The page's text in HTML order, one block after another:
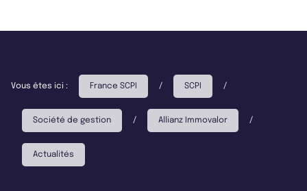
Vous êtes ici : France SCPI / SCPI /
Société de gestion / Allianz Immovalor /
Actualités